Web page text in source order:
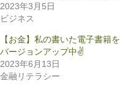
2023年3月5日
ビジネス
【お金】私の書いた電子書籍を
バージョンアップ中✌️
2023年6月13日
金融リテラシー